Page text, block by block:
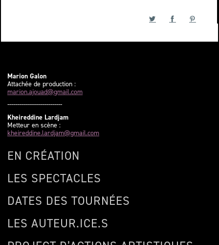
Marion Galon
Attachée de production :
marion.ajouad@gmail.com
----------------------------
Kheireddine Lardjam
Metteur en scène :
kheireddine.lardjam@gmail.com
EN CRÉATION
LES SPECTACLES
DATES DES TOURNÉES
LES AUTEUR.ICE.S